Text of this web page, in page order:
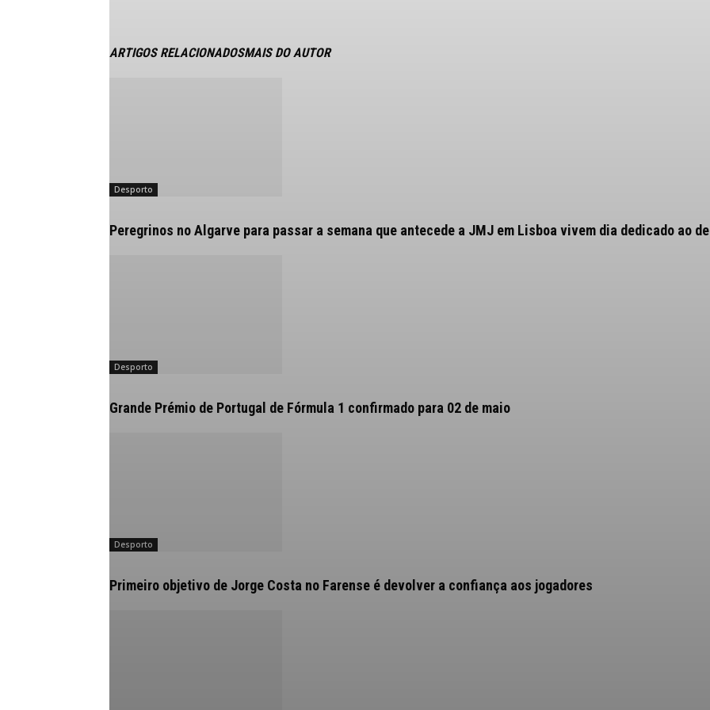
ARTIGOS RELACIONADOSMAIS DO AUTOR
Desporto
Peregrinos no Algarve para passar a semana que antecede a JMJ em Lisboa vivem dia dedicado ao
Desporto
Grande Prémio de Portugal de Fórmula 1 confirmado para 02 de maio
Desporto
Primeiro objetivo de Jorge Costa no Farense é devolver a confiança aos jogadores